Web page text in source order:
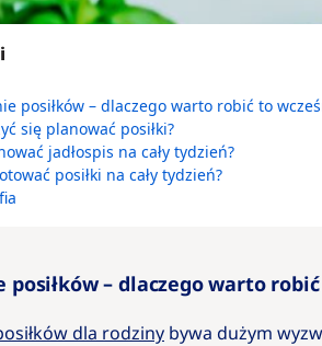
posiłków – dlaczego warto robić to
się planować posiłki?
jadłospis na cały tydzień?
posiłki na cały tydzień?
posiłków – dlaczego warto
dla rodziny bywa dużym